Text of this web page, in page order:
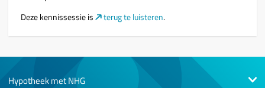
Deze kennissessie is
terug te luisteren.
Hypotheek met NHG